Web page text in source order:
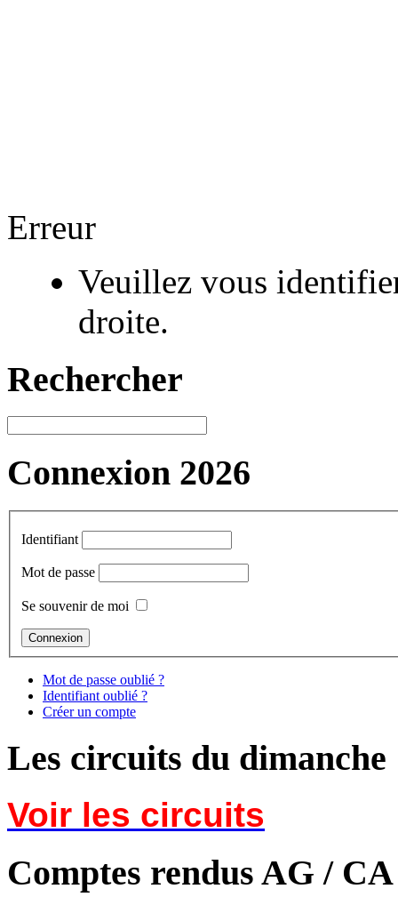
Erreur
Veuillez vous
droite.
Rechercher
Connexion 2026
Identifiant
Mot de passe
Se souvenir de moi
Mot de passe oublié ?
Identifiant oublié ?
Créer un compte
Les circuits du dimanche
Voir les circuits
Comptes rendus AG / CA